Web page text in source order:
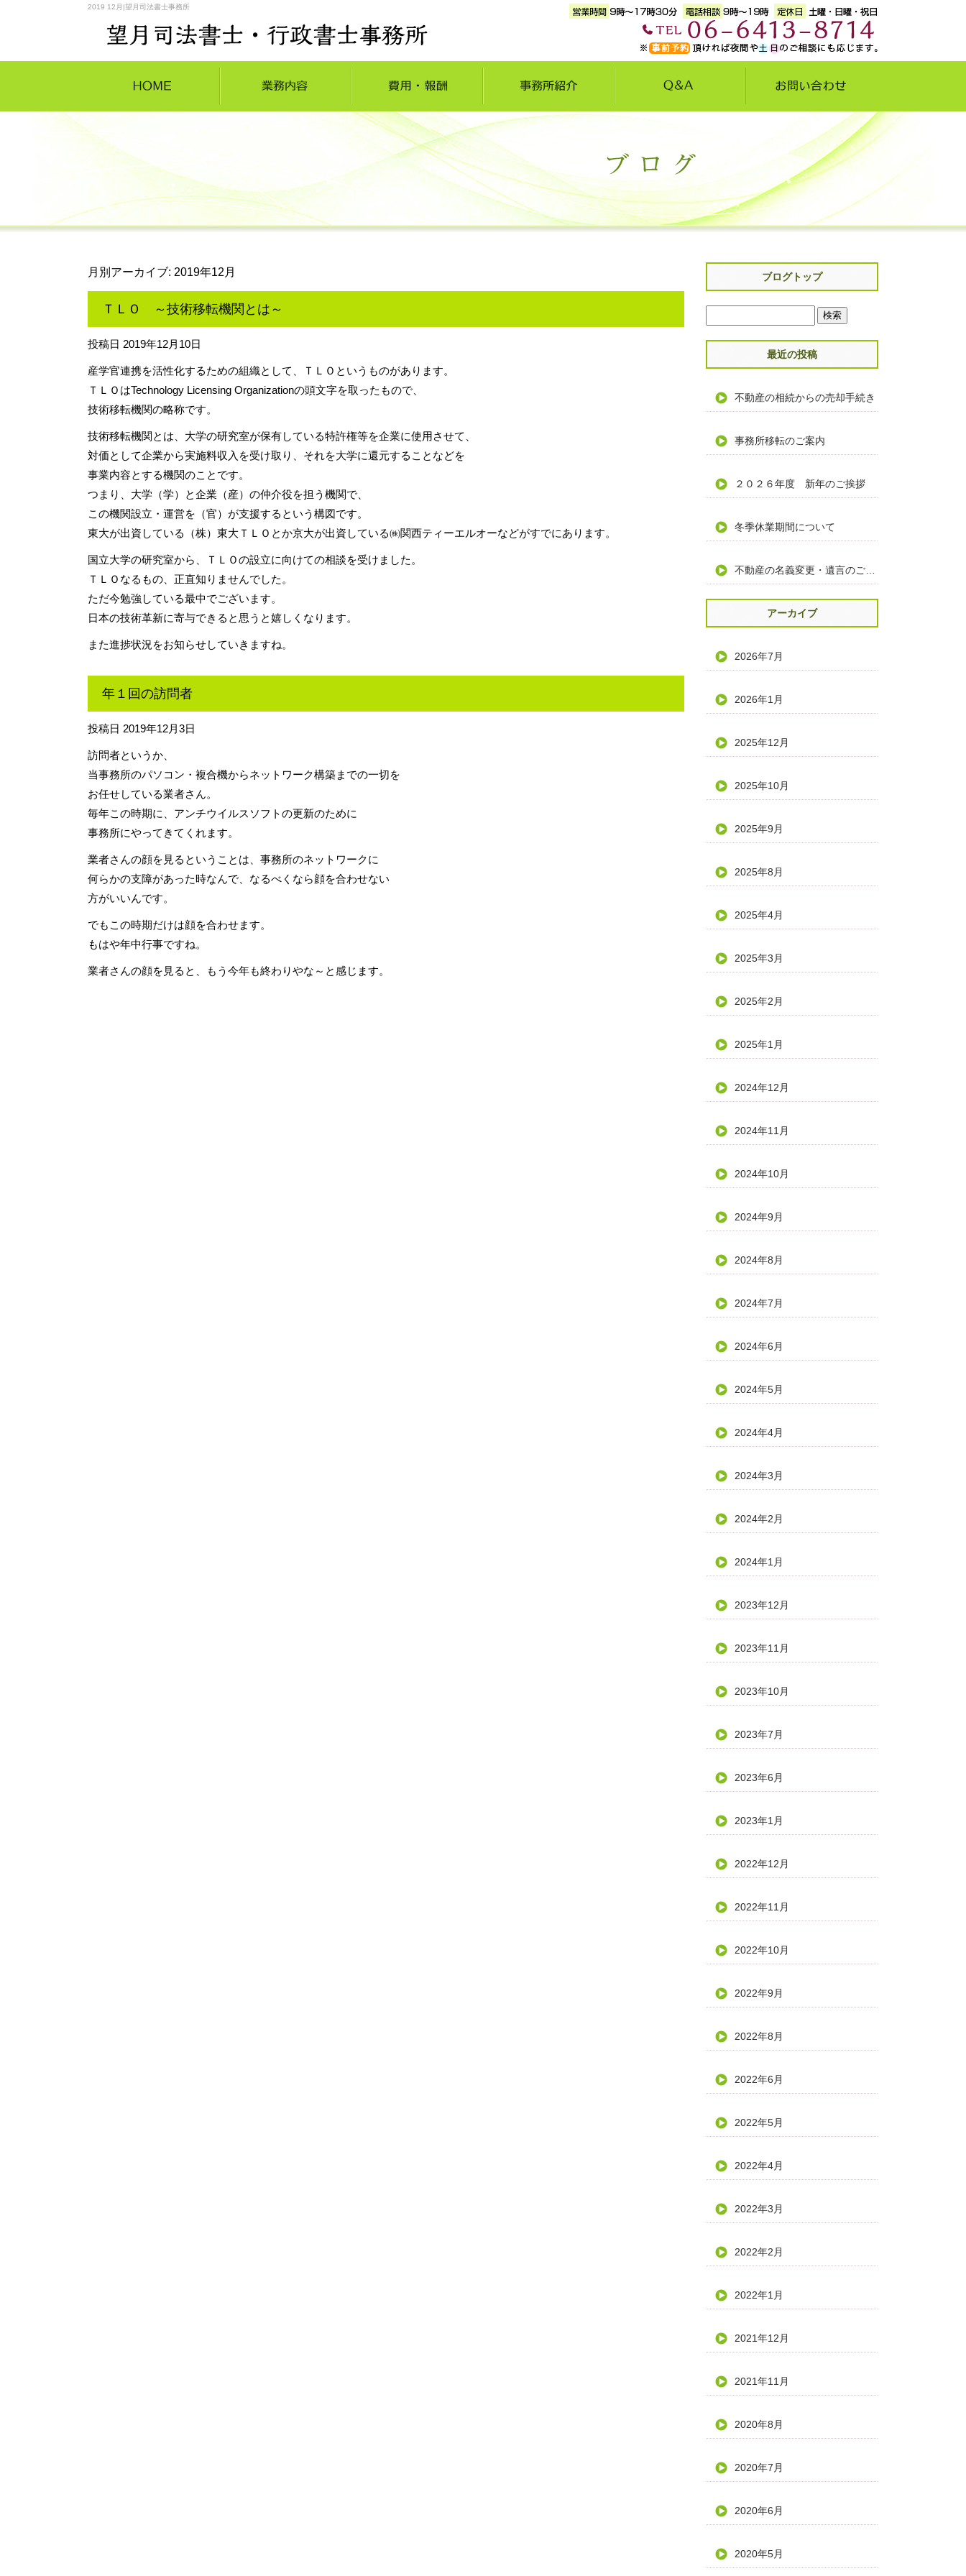
2019 12月|望月司法書士事務所
月別アーカイブ: 2019年12月
ＴＬＯ ～技術移転機関とは～
投稿日 2019年12月10日
産学官連携を活性化するための組織として、ＴＬＯというものがあります。
ＴＬＯはTechnology Licensing Organizationの頭文字を取ったもので、
技術移転機関の略称です。
技術移転機関とは、大学の研究室が保有している特許権等を企業に使用させて、
対価として企業から実施料収入を受け取り、それを大学に還元することなどを
事業内容とする機関のことです。
つまり、大学（学）と企業（産）の仲介役を担う機関で、
この機関設立・運営を（官）が支援するという構図です。
東大が出資している（株）東大ＴＬＯとか京大が出資している㈱関西ティーエルオーなどがすでにあります。
国立大学の研究室から、ＴＬＯの設立に向けての相談を受けました。
ＴＬＯなるもの、正直知りませんでした。
ただ今勉強している最中でございます。
日本の技術革新に寄与できると思うと嬉しくなります。
また進捗状況をお知らせしていきますね。
年１回の訪問者
投稿日 2019年12月3日
訪問者というか、
当事務所のパソコン・複合機からネットワーク構築までの一切を
お任せしている業者さん。
毎年この時期に、アンチウイルスソフトの更新のために
事務所にやってきてくれます。
業者さんの顔を見るということは、事務所のネットワークに
何らかの支障があった時なんで、なるべくなら顔を合わせない
方がいいんです。
でもこの時期だけは顔を合わせます。
もはや年中行事ですね。
業者さんの顔を見ると、もう今年も終わりやな～と感じます。
ブログトップ
最近の投稿
不動産の相続からの売却手続き
事務所移転のご案内
２０２６年度 新年のご挨拶
冬季休業期間について
アーカイブ
2026年7月
2026年1月
2025年12月
2025年10月
2025年9月
2025年8月
2025年4月
2025年3月
2025年2月
2025年1月
2024年12月
2024年11月
2024年10月
2024年9月
2024年8月
2024年7月
2024年6月
2024年5月
2024年4月
2024年3月
2024年2月
2024年1月
2023年12月
2023年11月
2023年10月
2023年7月
2023年6月
2023年1月
2022年12月
2022年11月
2022年10月
2022年9月
2022年8月
2022年6月
2022年5月
2022年4月
2022年3月
2022年2月
2022年1月
2021年12月
2021年11月
2020年8月
2020年7月
2020年6月
2020年5月